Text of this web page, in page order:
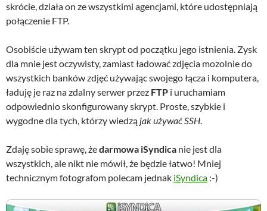
skrócie, działa on ze wszystkimi agencjami, które udostępniają
połączenie FTP.
Osobiście używam ten skrypt od początku jego istnienia. Zysk
dla mnie jest oczywisty, zamiast ładować zdjęcia mozolnie do
wszystkich banków zdjęć używając swojego łącza i komputera,
ładuję je raz na zdalny serwer przez FTP i uruchamiam
odpowiednio skonfigurowany skrypt. Proste, szybkie i
wygodne dla tych, którzy wiedzą jak używać SSH.
Zdaję sobie sprawę, żedarmowa iSyndica nie jest dla
wszystkich, ale nikt nie mówił, że będzie łatwo! Mniej
technicznym fotografom polecam jednak iSyndica :-)